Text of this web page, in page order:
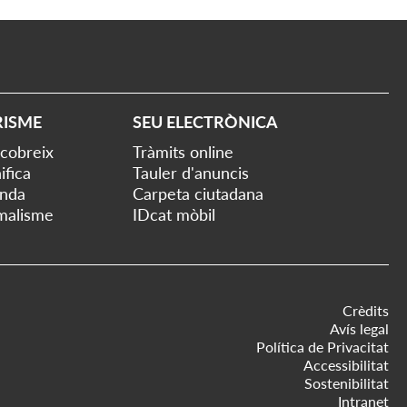
SEU ELECTRÒNICA
Tràmits online
Tauler d'anuncis
Carpeta ciutadana
IDcat mòbil
Crèdits
Avís legal
Política de Privacitat
Accessibilitat
Sostenibilitat
Intranet